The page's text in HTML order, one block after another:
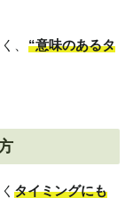
、 “意味のあるタ
タイミングにも